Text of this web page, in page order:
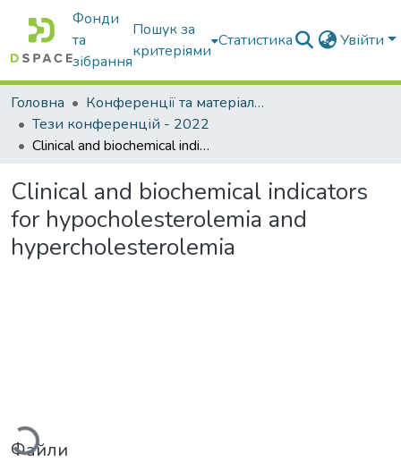
Фонди
та
зібрання
Пошук за
критеріями
Статистика Увійти
Головна
Конференції та матеріали конференцій
Тези конференцій - 2022
Clinical and biochemical indicators for hypocholesterolemia and hypercholesterolemia
Clinical and biochemical indicators
for hypocholesterolemia and
hypercholesterolemia
Файли